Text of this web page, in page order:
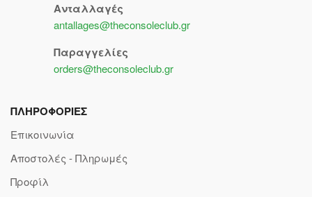
Ανταλλαγές
antallages@theconsoleclub.gr
Παραγγελίες
orders@theconsoleclub.gr
ΠΛΗΡΟΦΟΡΙΕΣ
Επικοινωνία
Αποστολές - Πληρωμές
Προφίλ